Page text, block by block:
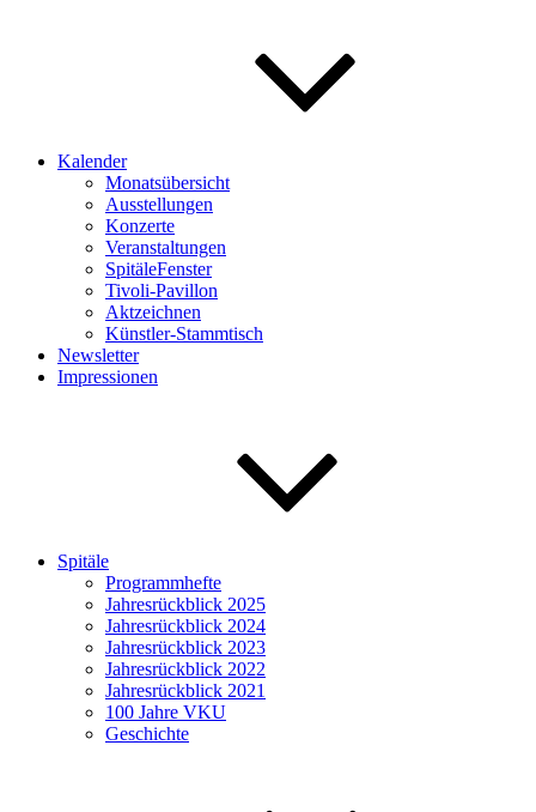
Kalender
Monatsübersicht
Ausstellungen
Konzerte
Veranstaltungen
SpitäleFenster
Tivoli-Pavillon
Aktzeichnen
Künstler-Stammtisch
Newsletter
Impressionen
Spitäle
Programmhefte
Jahresrückblick 2025
Jahresrückblick 2024
Jahresrückblick 2023
Jahresrückblick 2022
Jahresrückblick 2021
100 Jahre VKU
Geschichte